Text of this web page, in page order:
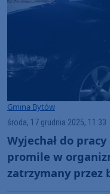
Gmina Bytów
środa, 17 grudnia 2025, 11:33
Wyjechał do
promile w
zatrzymany przez